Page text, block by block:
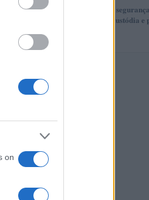
on
5
Guia completo de
carteiras de autocustódia e